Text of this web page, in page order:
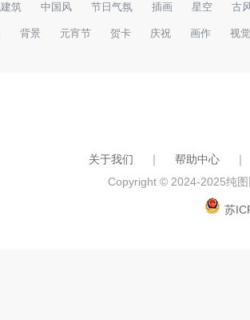
筑 中国风 节日气氛 插画 星空 古
背景 元宵节 贺卡 庆祝 画作 视
关于我们 ｜ 帮助中心
｜
Copyright © 2024-2025纯
苏